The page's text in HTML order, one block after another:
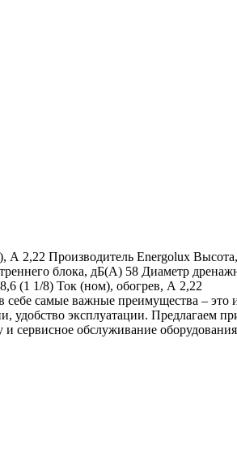
А 2,22 Производитель Energolux
блока, дБ(А) 58 Диаметр
(1 1/8) Ток (ном), обогрев, А 2,22
самые важные преимущества –
удобство эксплуатации. Предлагаем
и сервисное обслуживание